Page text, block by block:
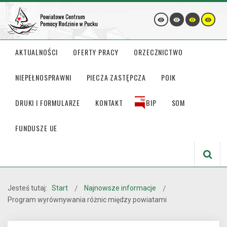
AKTUALNOŚCI OFERTY PRACY ORZECZNICTWO
NIEPEŁNOSPRAWNI PIECZA ZASTĘPCZA POIK
DRUKI I FORMULARZE KONTAKT BIP SOM
FUNDUSZE UE
Jesteś tutaj: Start
Najnowsze informacje
Program wyrównywania różnic między powiatami